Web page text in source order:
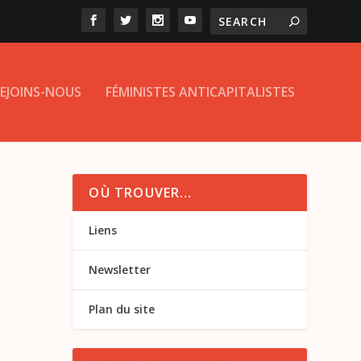
NOUS FÉMINISTES ANTICAPITALISTES
OÙ TROUVER…
Liens
Newsletter
Plan du site